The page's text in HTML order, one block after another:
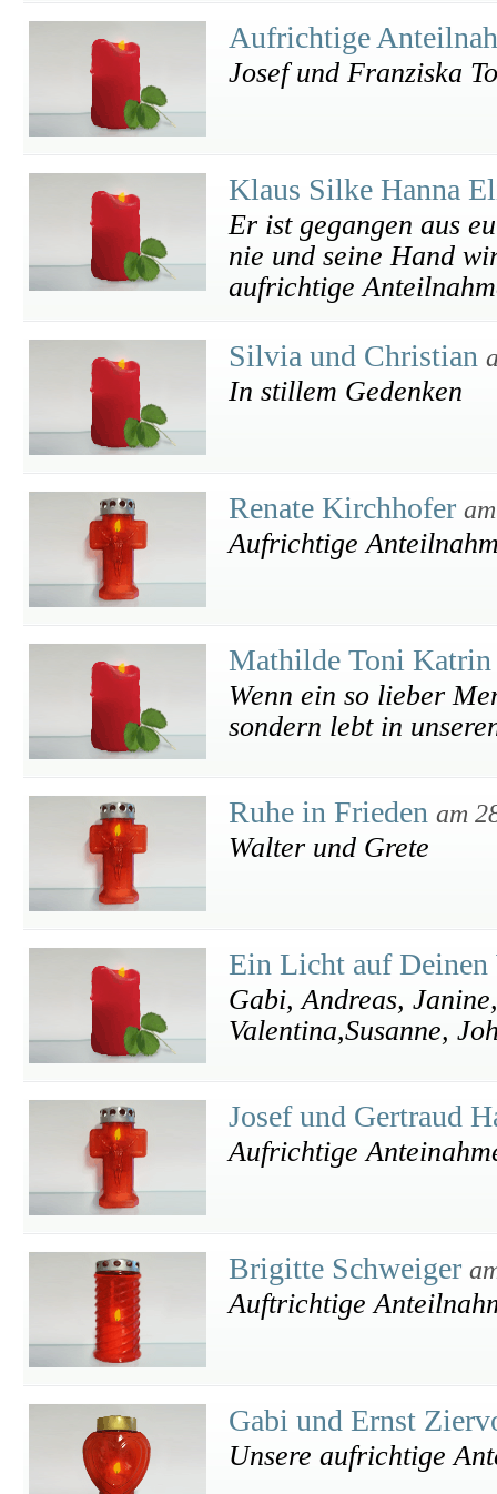
Aufrichtige
Josef und Franziska
Klaus Silke Hanna
Er ist gegangen aus
nie und seine Hand
aufrichtige
Silvia und Christian
In stillem Gedenken
Renate Kirchhofer
Aufrichtige
Mathilde Toni
Wenn ein so lieber
sondern lebt in
Ruhe in Frieden am
Walter und Grete
Ein Licht auf
Gabi, Andreas,
Valentina,Susanne,
Josef und Gertraud
Aufrichtige
Brigitte Schweiger
Auftrichtige
Gabi und Ernst
Unsere aufrichtige